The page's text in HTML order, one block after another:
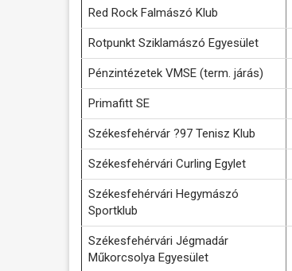
Red Rock Falmászó Klub
Rotpunkt Sziklamászó Egyesület
Pénzintézetek VMSE (term. járás)
Primafitt SE
Székesfehérvár ?97 Tenisz Klub
Székesfehérvári Curling Egylet
Székesfehérvári Hegymászó
Sportklub
Székesfehérvári Jégmadár
Műkorcsolya Egyesület